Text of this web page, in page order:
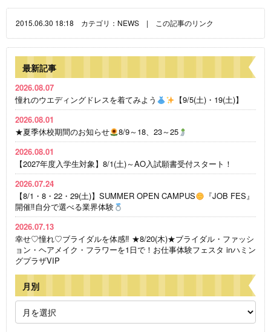
2015.06.30 18:18 カテゴリ： NEWS | この記事のリンク
最新記事
2026.08.07
憧れのウエディングドレスを着てみよう
【9/5(土)・19(土)】
2026.08.01
★夏季休校期間のお知らせ
8/9～18、23～25
2026.08.01
【2027年度入学生対象】8/1(土)～AO入試願書受付スタート！
2026.07.24
【8/1・8・22・29(土)】SUMMER OPEN CAMPUS
『JOB FES』
開催‼自分で選べる業界体験
2026.07.13
幸せ♡憧れ♡ブライダルを体感‼ ★8/20(木)★ブライダル・ファッシ
ョン・ヘアメイク・フラワーを1日で！お仕事体験フェスタ inハミン
グプラザVIP
月別